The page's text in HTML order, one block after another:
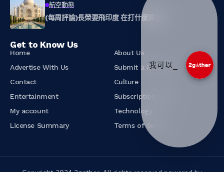
航空動態
(每周評論)長榮要飛印度 在打什麼算盤？
Get to Know Us
Home
About Us
Advertise With Us
Submit a News Tip
Contact
Culture
Entertainment
Subscription Plans
My account
Technology
License Summary
Terms of Service